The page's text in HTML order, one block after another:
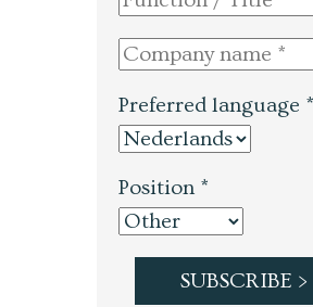
Preferred language *
Position *